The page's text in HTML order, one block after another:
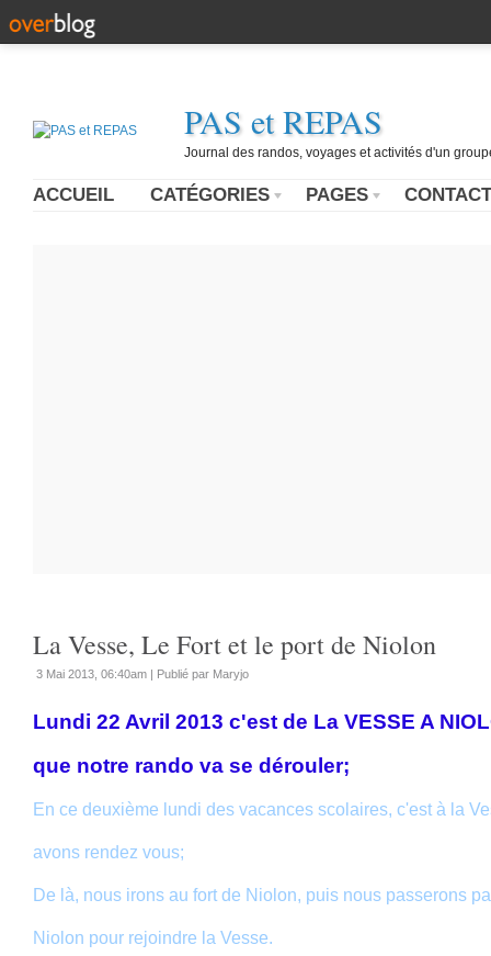
PAS et REPAS
Journal des randos, voyages et activités d'un
ACCUEIL CATÉGORIES PAGES CONTACT
La Vesse, Le Fort et le port de Niolon
3 Mai 2013, 06:40am | Publié par Maryjo
Lundi 22 Avril 2013 c'est de La VESSE A
que notre rando va se dérouler;
En ce deuxième lundi des vacances scolaires, c'est à la
avons rendez vous;
De là, nous irons au fort de Niolon, puis nous passerons
Niolon pour rejoindre la Vesse.